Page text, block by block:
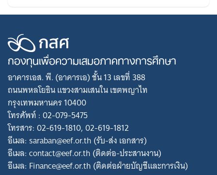
กองทุนเพื่อความเสมอภาคทางการศึกษา
อาคารเอส. พี. (อาคารเอ) ชั้น 13 เลขที่ 388
ถนนพหลโยธิน แขวงสามเสนใน เขตพญาไท
กรุงเทพมหานคร 10400
โทรศัพท์ : 02-079-5475
โทรสาร: 02-619-1810, 02-619-1812
อีเมล: saraban@eef.or.th (รับ-ส่ง เอกสาร)
อีเมล: contact@eef.or.th (ติดต่อ-ประสานงาน)
อีเมล: Finance@eef.or.th (ติดต่อฝ่ายบัญชีและการเงิน)